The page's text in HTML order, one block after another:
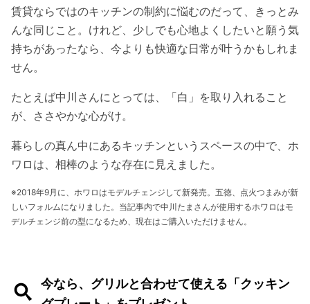
賃貸ならではのキッチンの制約に悩むのだって、きっとみ
んな同じこと。けれど、少しでも心地よくしたいと願う気
持ちがあったなら、今よりも快適な日常が叶うかもしれま
せん。
たとえば中川さんにとっては、「白」を取り入れること
が、ささやかな心がけ。
暮らしの真ん中にあるキッチンというスペースの中で、ホ
ワロは、相棒のような存在に見えました。
※2018年9月に、ホワロはモデルチェンジして新発売。五徳、点火つまみが新
しいフォルムになりました。当記事内で中川たまさんが使用するホワロはモ
デルチェンジ前の型になるため、現在はご購入いただけません。
今なら、グリルと合わせて使える「クッキン